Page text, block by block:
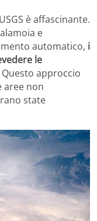
è affascinante.
e
automatico, i
le
Questo approccio
aree non
state